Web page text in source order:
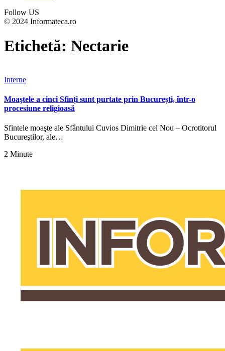
Follow US
© 2024 Informateca.ro
Etichetă: Nectarie
Interne
Moaştele a cinci Sfinți sunt purtate prin București, într-o
procesiune religioasă
Sfintele moaşte ale Sfântului Cuvios Dimitrie cel Nou – Ocrotitorul
Bucureştilor, ale…
2 Minute